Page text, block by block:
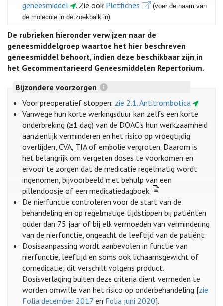
geneesmiddel
. Zie ook Pletfiches (voer de naam van
de molecule in de zoekbalk in).
De rubrieken hieronder verwijzen naar de
geneesmiddelgroep waartoe het hier beschreven
geneesmiddel behoort, indien deze beschikbaar zijn in
het Gecommentarieerd Geneesmiddelen Repertorium.
Bijzondere voorzorgen
Voor preoperatief stoppen: zie 2.1. Antitrombotica
Vanwege hun korte werkingsduur kan zelfs een korte
onderbreking (≥1 dag) van de DOAC's hun werkzaamheid
aanzienlijk verminderen en het risico op vroegtijdig
overlijden, CVA, TIA of embolie vergroten. Daarom is
het belangrijk om vergeten doses te voorkomen en
ervoor te zorgen dat de medicatie regelmatig wordt
ingenomen, bijvoorbeeld met behulp van een
pillendoosje of een medicatiedagboek.
De nierfunctie controleren voor de start van de
behandeling en op regelmatige tijdstippen bij patiënten
ouder dan 75 jaar of bij elk vermoeden van vermindering
van de nierfunctie, ongeacht de leeftijd van de patiënt.
Dosisaanpassing wordt aanbevolen in functie van
nierfunctie, leeftijd en soms ook lichaamsgewicht of
comedicatie; dit verschilt volgens product.
Dosisverlaging buiten deze criteria dient vermeden te
worden omwille van het risico op onderbehandeling [zie
Folia december 2017 en Folia juni 2020].